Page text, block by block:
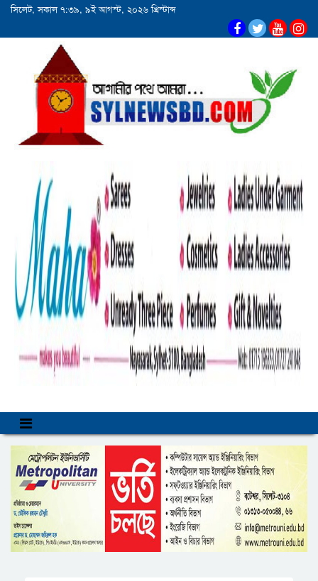
সিলেট, সকাল ৭:৩৯, ৯ই আগস্ট, ২০২৬ খ্রিস্টাব্দ